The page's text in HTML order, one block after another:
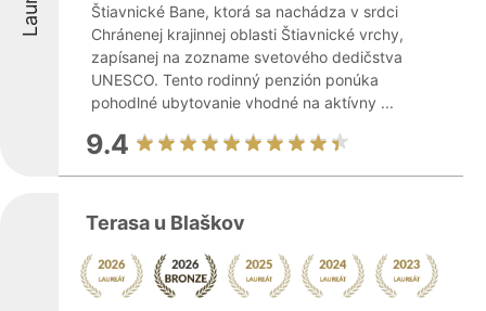
Štiavnické Bane, ktorá sa nachádza v srdci
Chránenej krajinnej oblasti Štiavnické vrchy,
zapísanej na zozname svetového dedičstva
UNESCO. Tento rodinný penzión ponúka
pohodlné ubytovanie vhodné na aktívny ...
9.4
Terasa u Blaškov